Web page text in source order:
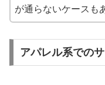
が通らないケースも
アパレル系での